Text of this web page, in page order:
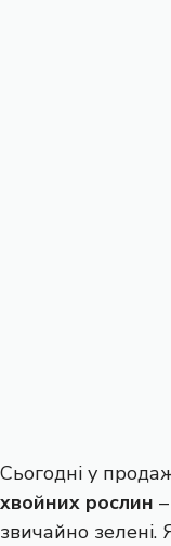
Сьогодні у
хвойних рослин
звичайно